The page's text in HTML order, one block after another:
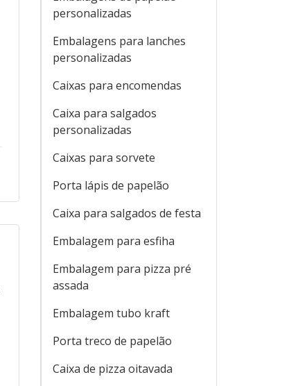
personalizadas
Embalagens para lanches
personalizadas
Caixas para encomendas
Caixa para salgados
personalizadas
Caixas para sorvete
Porta lápis de papelão
Caixa para salgados de festa
Embalagem para esfiha
Embalagem para pizza pré
assada
Embalagem tubo kraft
Porta treco de papelão
Caixa de pizza oitavada